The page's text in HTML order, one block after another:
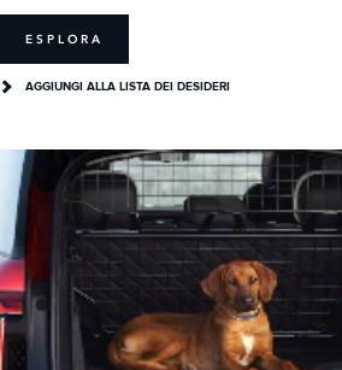
ESPLORA
AGGIUNGI ALLA LISTA DEI DESIDERI